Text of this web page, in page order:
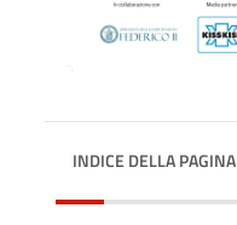
INDICE DELLA PAGINA